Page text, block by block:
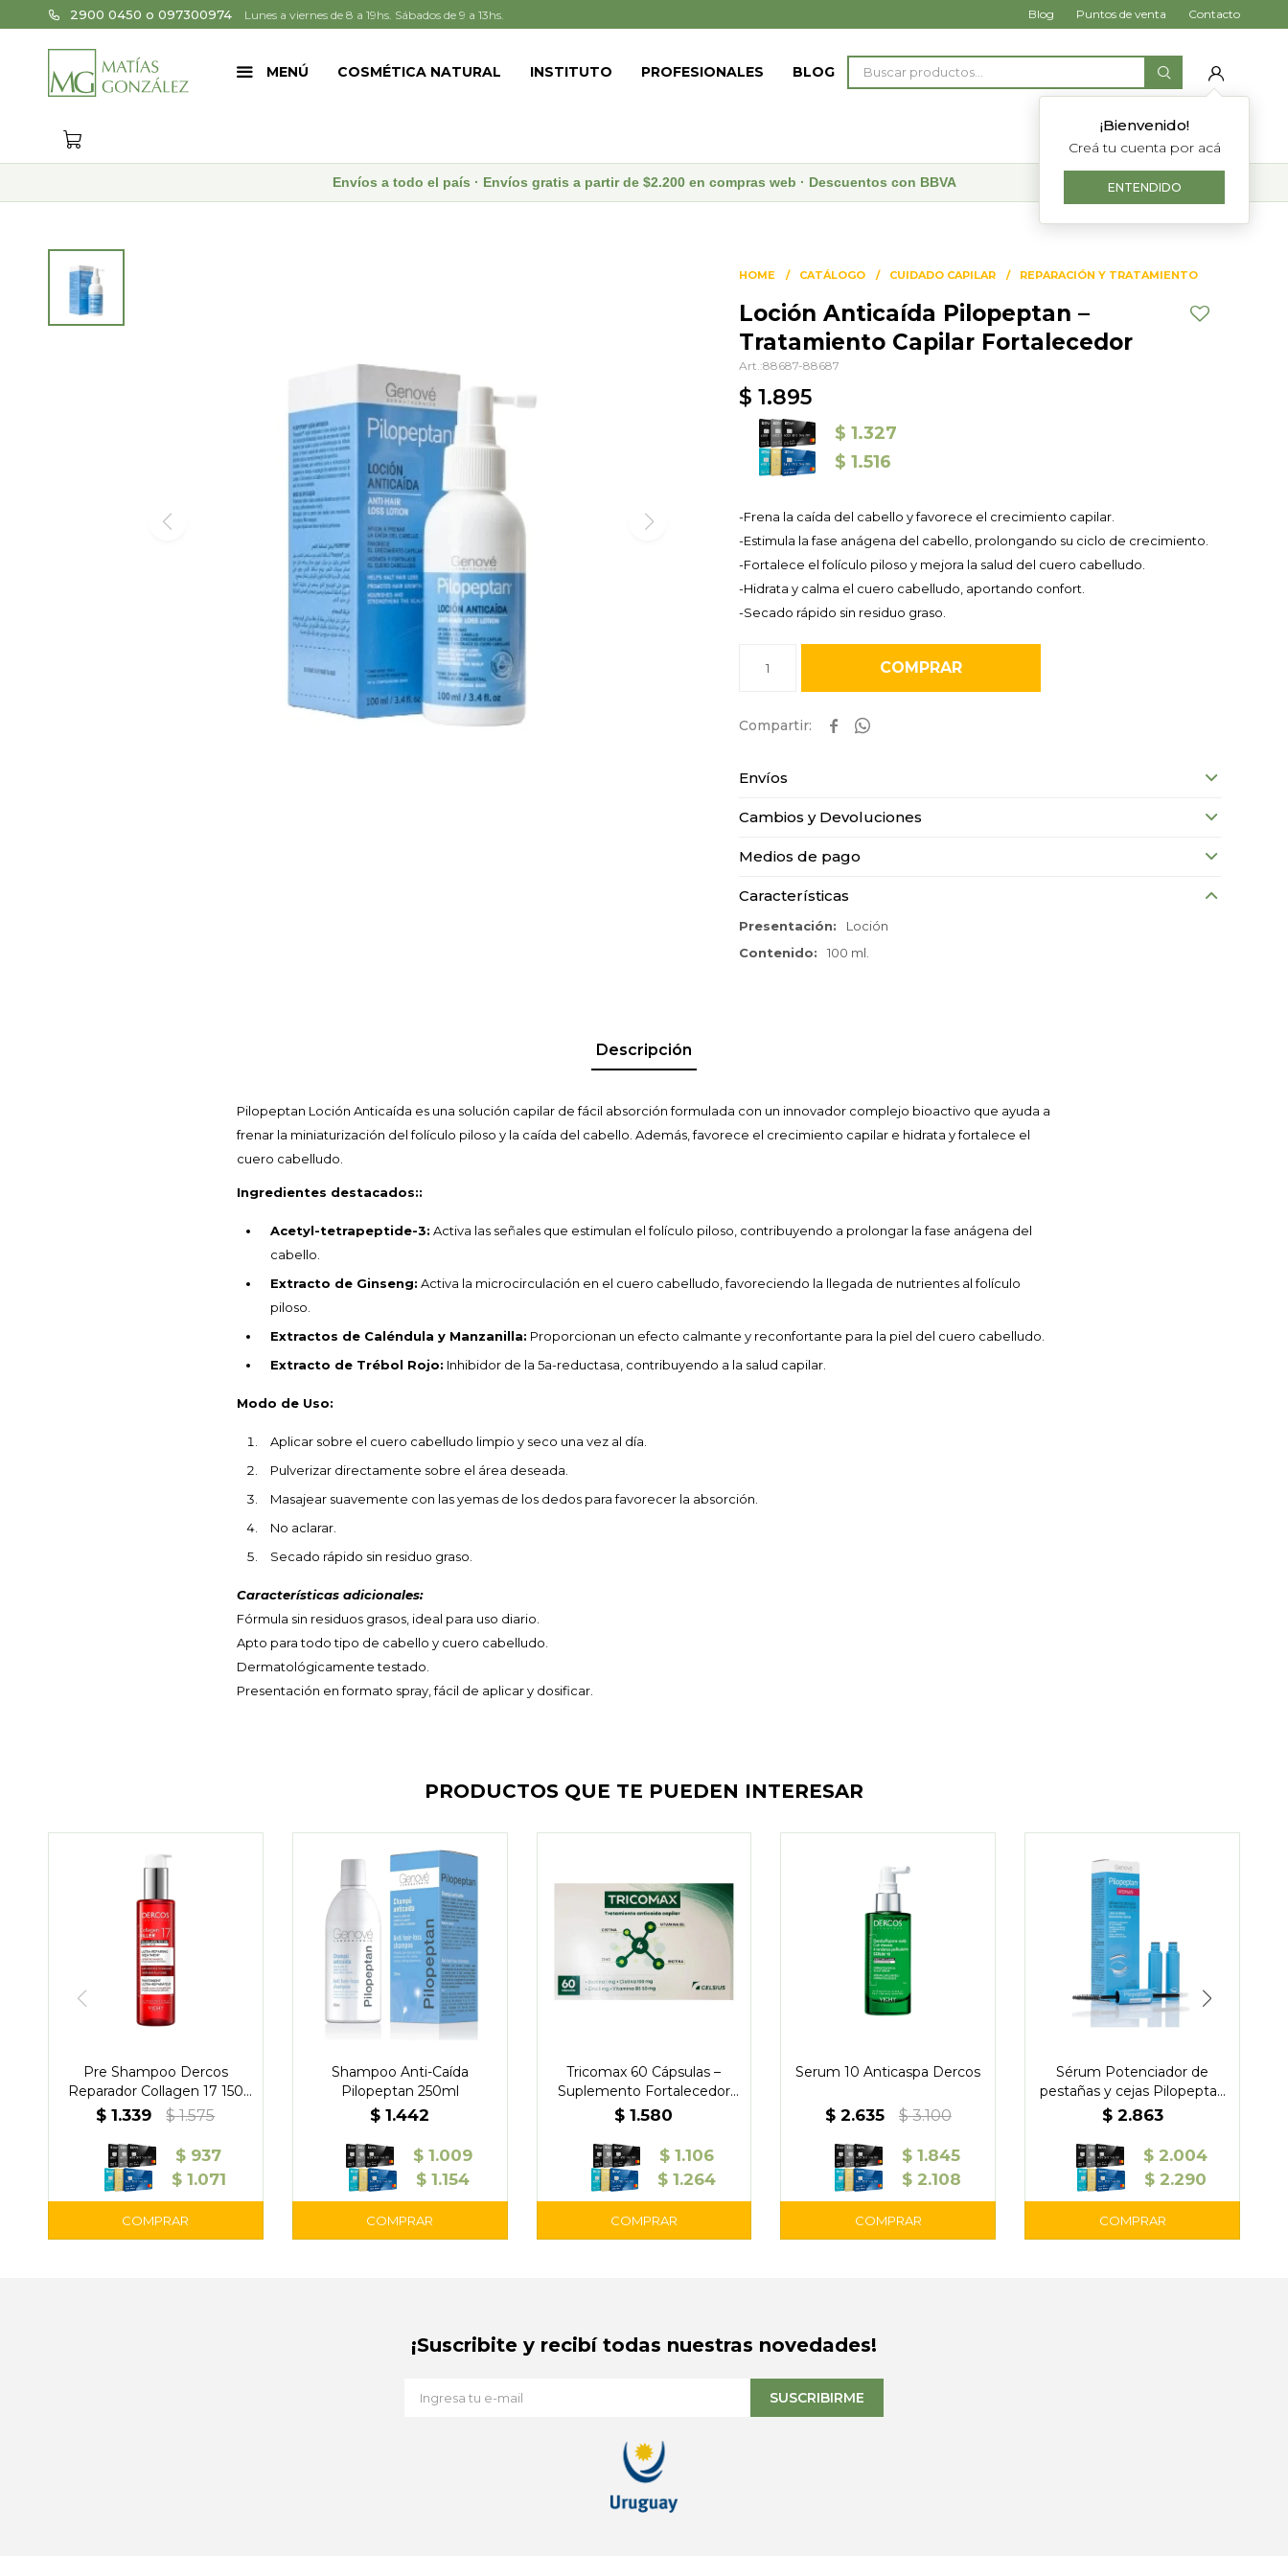
MENÚ COSMÉTICA NATURAL INSTITUTO PROFESIONALES BLOG
¡Bienvenido!
Creá tu cuenta por acá
ENTENDIDO
2900 0450 o 097300974 Lunes a viernes de 8 a 19hs. Sábados de 9 a 13hs. Blog Puntos de venta Contacto
Envíos a todo el país · Envíos gratis a partir de $2.200 en compras web · Descuentos con BBVA
HOME CATÁLOGO CUIDADO CAPILAR REPARACIÓN Y TRATAMIENTO
Loción Anticaída Pilopeptan –
Tratamiento Capilar Fortalecedor
88687-88687
$ 1.895
$ 1.327
$ 1.516
-Frena la caída del cabello y favorece el crecimiento capilar.
-Estimula la fase anágena del cabello, prolongando su ciclo de crecimiento.
-Fortalece el folículo piloso y mejora la salud del cuero cabelludo.
-Hidrata y calma el cuero cabelludo, aportando confort.
-Secado rápido sin residuo graso.
1 COMPRAR
 
Envíos
Cambios y Devoluciones
Medios de pago
Características
Presentación
Loción
Contenido
100 ml.
Descripción
Pilopeptan Loción Anticaída es una solución capilar de fácil absorción formulada con un innovador complejo bioactivo que ayuda a
frenar la miniaturización del folículo piloso y la caída del cabello. Además, favorece el crecimiento capilar e hidrata y fortalece el
cuero cabelludo.
Ingredientes destacados::
Acetyl-tetrapeptide-3: Activa las señales que estimulan el folículo piloso, contribuyendo a prolongar la fase anágena del
cabello.
Extracto de Ginseng: Activa la microcirculación en el cuero cabelludo, favoreciendo la llegada de nutrientes al folículo
piloso.
Extractos de Caléndula y Manzanilla: Proporcionan un efecto calmante y reconfortante para la piel del cuero cabelludo.
Extracto de Trébol Rojo: Inhibidor de la 5a-reductasa, contribuyendo a la salud capilar.
Modo de Uso:
Aplicar sobre el cuero cabelludo limpio y seco una vez al día.
Pulverizar directamente sobre el área deseada.
Masajear suavemente con las yemas de los dedos para favorecer la absorción.
No aclarar.
Secado rápido sin residuo graso.
Características adicionales:
Fórmula sin residuos grasos, ideal para uso diario.
Apto para todo tipo de cabello y cuero cabelludo.
Dermatológicamente testado.
Presentación en formato spray, fácil de aplicar y dosificar.
PRODUCTOS QUE TE PUEDEN INTERESAR
Pre Shampoo Dercos
Reparador Collagen 17 150
ml - Vichy
$ 1.339 $ 1.575
$ 937
$ 1.071
Shampoo Anti-Caída
Pilopeptan 250ml
$ 1.442
$ 1.009
$ 1.154
Tricomax 60 Cápsulas –
Suplemento Fortalecedor
Capilar
$ 1.580
$ 1.106
$ 1.264
Serum 10 Anticaspa Dercos
$ 2.635 $ 3.100
$ 1.845
$ 2.108
Sérum Potenciador de
pestañas y cejas Pilopeptan
Woman
$ 2.863
$ 2.004
$ 2.290
¡Suscribite y recibí todas nuestras novedades!
SUSCRIBIRME